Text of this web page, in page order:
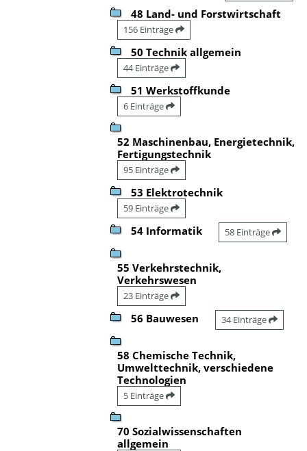
48 Land- und Forstwirtschaft
156 Einträge
50 Technik allgemein
44 Einträge
51 Werkstoffkunde
6 Einträge
52 Maschinenbau, Energietechnik,
Fertigungstechnik
95 Einträge
53 Elektrotechnik
59 Einträge
54 Informatik 58 Einträge
55 Verkehrstechnik,
Verkehrswesen
23 Einträge
56 Bauwesen 34 Einträge
58 Chemische Technik,
Umwelttechnik, verschiedene
Technologien
5 Einträge
70 Sozialwissenschaften
allgemein